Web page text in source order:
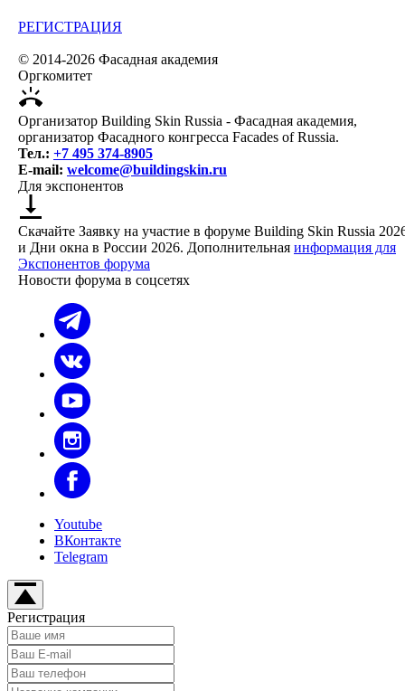
РЕГИСТРАЦИЯ
© 2014-2026 Фасадная академия
Оргкомитет
Организатор Building Skin Russia - Фасадная академия,
организатор Фасадного конгресса Facades of Russia.
Тел.: +7 495 374-8905
E-mail: welcome@buildingskin.ru
Для экспонентов
Скачайте Заявку на участие в форуме Building Skin Russia
и Дни окна в России 2026. Дополнительная информация для
Экспонентов форума
Новости форума в соцсетях
Youtube
ВКонтакте
Telegram
Регистрация